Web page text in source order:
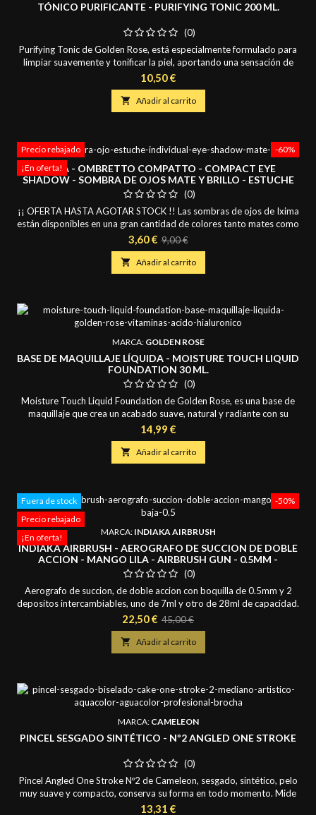
TÓNICO PURIFICANTE - PURIFYING TONIC 200 ML.
(0)
Purifying Tonic de Golden Rose, está especialmente formulado para
limpiar suavemente y tonificar la piel, aportando una sensación de
ligereza, suavidad y purificación. Elimina el exceso de impurezas y
restos de maquillaje después de la limpieza. Contiene una
combinación de agentes hidratantes para conseguir una sensación
de hidratación inmediata. Contiene...
Precio
10,50 €
 Añadir al carrito
-60%
Precio rebajado
¡En oferta!IXIMA - OMBRETTO COMPATTO - COMPACT EYE
SHADOW - SOMBRA DE OJOS MATE Y BRILLO - ESTUCHE
INDIVIDUAL 36MM 4.5GR
(0)
¡¡ OFERTA HASTA AGOTAR STOCK !! Las sombras de ojos de Ixima
están disponibles en una gran cantidad de colores tanto mates como
irisados y brillantes. Textura Sedosa que permite una aplicación y
difuminado suave y fácil. Alta pigmentación y fijación incluso en
colores brillantes. 4.5gr cada godet de 36mm
Precio
3,60 € Precio
base
9,00 €
 Añadir al carrito
MARCA: GOLDEN ROSE
BASE DE MAQUILLAJE LÍQUIDA - MOISTURE TOUCH LIQUID
FOUNDATION 30 ML.
(0)
Moisture Touch Liquid Foundation de Golden Rose, es una base de
maquillaje que crea un acabado suave, natural y radiante con su
fórmula de cobertura ligera y modulable. Está enriquecida con Ácido
Hialurónico y Niacinamida (Vitamina B3), que proporcionan nutrición
e hidratación a la piel, logrando una tez de ensueño con una
sensación ligera. Su fórmula...
Precio
14,99 €
 Añadir al carrito
-50%
Fuera de stock
Precio rebajado
¡En oferta!
MARCA: INDIAKA AIRBRUSH
INDIAKA AIRBRUSH - AEROGRAFO DE SUCCION DE DOBLE
ACCION - MANGO LILA - AIRBRUSH GUN - 0.5MM -
DEPOSITOS 7 Y 28ML
(0)
Aerografo de succion, de doble accion con boquilla de 0.5mm y 2
depositos intercambiables, uno de 7ml y otro de 28ml de capacidad.
Disponemos de todos sus accesorios y repuestos por separado.
Una herramienta util para realizar maquillajes aristicos, facepainting,
bodypainting y maquillaje de moros y cristianos. Hoy en dia con la
crisis del covid-19 es una...
Precio
22,50 € Precio
base
45,00 €
 Añadir al carrito
MARCA: CAMELEON
PINCEL SESGADO SINTÉTICO - Nº2 ANGLED ONE STROKE
(0)
Pincel Angled One Stroke Nº2 de Cameleon, sesgado, sintético, pelo
muy suave y compacto, conserva su forma en todo momento. Mide
1,8 cm. de ancho y largo de pelo de 2 cm. Ideal para realizar con
Precio
13,31 €